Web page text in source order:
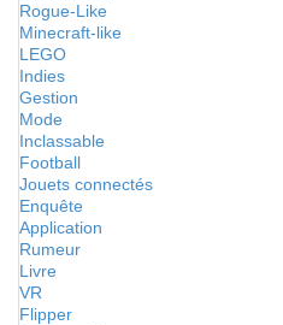
Rogue-Like
Minecraft-like
LEGO
Indies
Gestion
Mode
Inclassable
Football
Jouets connectés
Enquête
Application
Rumeur
Livre
VR
Flipper